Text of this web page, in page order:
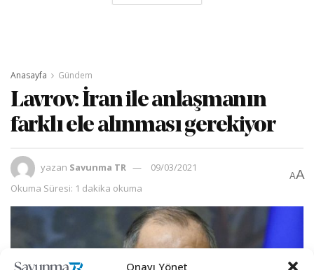
Onayı Yönet
Anasayfa Gündem
Lavrov: İran ile anlaşmanın
farklı ele alınması gerekiyor
yazan Savunma TR
09/03/2021
Okuma Süresi: 1 dakika okuma
AA